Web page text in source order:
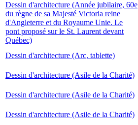
Dessin d'architecture (Année jubilaire, 60e
du règne de sa Majesté Victoria reine
d'Angleterre et du Royaume Unie. Le
pont proposé sur le St. Laurent devant
Québec)
Dessin d'architecture (Arc, tablette)
Dessin d'architecture (Asile de la Charité)
Dessin d'architecture (Asile de la Charité)
Dessin d'architecture (Asile de la Charité)